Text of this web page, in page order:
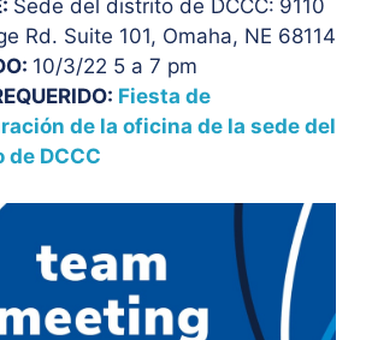
Sede del distrito de DCCC: 9110
Rd. Suite 101, Omaha, NE 68114
10/3/22 5 a 7 pm
Fiesta de
de la oficina de la sede del
DCCC